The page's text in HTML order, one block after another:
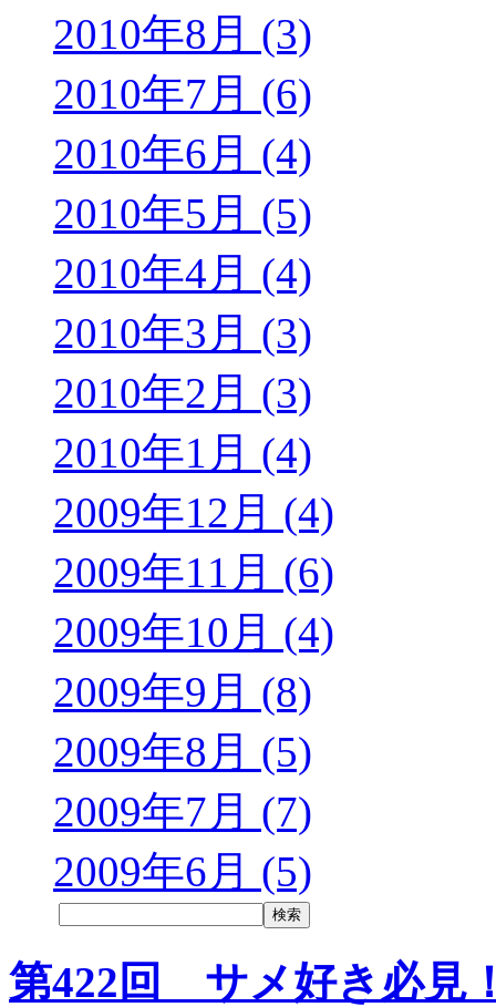
2010年8月 (3)
2010年7月 (6)
2010年6月 (4)
2010年5月 (5)
2010年4月 (4)
2010年3月 (3)
2010年2月 (3)
2010年1月 (4)
2009年12月 (4)
2009年11月 (6)
2009年10月 (4)
2009年9月 (8)
2009年8月 (5)
2009年7月 (7)
2009年6月 (5)
第422回 サメ好き必見